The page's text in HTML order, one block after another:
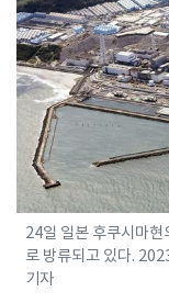
24일 일본 후쿠시마
로 방류되고 있다.
기자